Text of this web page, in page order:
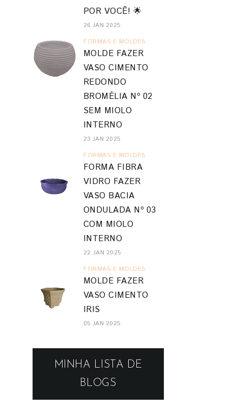
POR VOCÊ! 🌟
26 JAN 2025
FORMAS E MOLDES
MOLDE FAZER
VASO CIMENTO
REDONDO
BROMÉLIA Nº 02
SEM MIOLO
INTERNO
23 JAN 2025
FORMAS E MOLDES
FORMA FIBRA
VIDRO FAZER
VASO BACIA
ONDULADA Nº 03
COM MIOLO
INTERNO
22 JAN 2025
FORMAS E MOLDES
MOLDE FAZER
VASO CIMENTO
IRIS
05 JAN 2025
MINHA LISTA DE
BLOGS